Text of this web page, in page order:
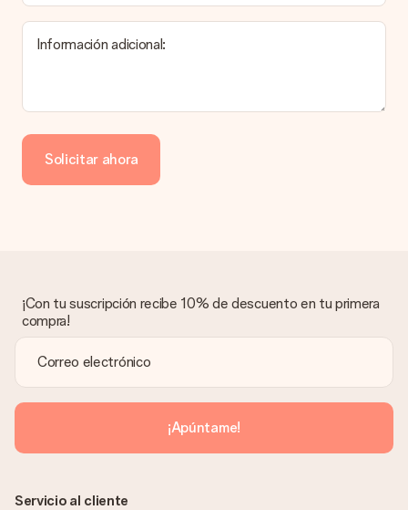
producto del regalo.
¿Cómo puedo pagar mi pedido?
de crédito o transferencia bancaria. En caso de elegir
transferencia bancaria, ten en cuenta 3 días adicionales para la
entrega de tu regalo.
asunto contigo. Ponte en contacto con nuestro equipo de
atención al cliente por teléfono, correo electrónico o chat y
buscaremos una solución adecuada para ti.
¿Se envía la factura junto con el pedido?
La factura y cualquier otra información relativa a tu regalo se
enviará únicamente por correo electrónico. El regalo se enviará
sin ninguna información adicional Así, evitaremos que la
persona que recibe el regalo la vea. ¡No le enviaremos nada
más que su increíble regalo! ¿Quieres que sepa quién se lo
Información adicional:
Solicitar ahora
¡Con tu suscripción recibe 10% de descuento en tu primera
compra!
¡Apúntame!
Servicio al cliente